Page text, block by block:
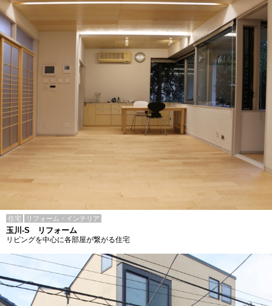
住宅 リフォーム・インテリア
玉川-S リフォーム
リビングを中心に各部屋が繋がる住宅